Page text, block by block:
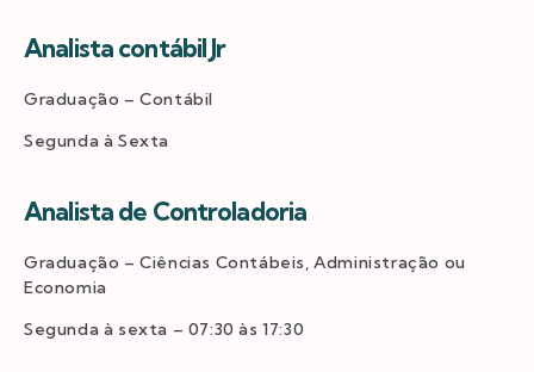
Analista contábil Jr
Graduação – Contábil
Segunda à Sexta
Analista de Controladoria
Graduação – Ciências Contábeis, Administração ou
Economia
Segunda à sexta – 07:30 às 17:30